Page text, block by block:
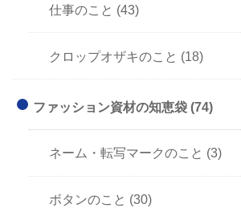
仕事のこと (43)
クロップオザキのこと (18)
ファッション資材の知恵袋(74)
ネーム・転写マークのこと (3)
ボタンのこと (30)